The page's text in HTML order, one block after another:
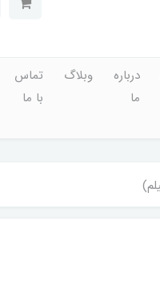
درباره
ما
وبلاگ
تماس
با ما